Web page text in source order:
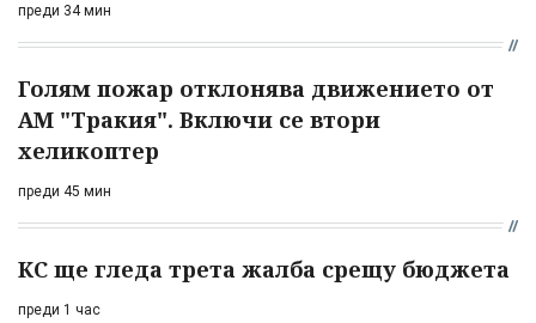
преди 34 мин
Голям пожар отклонява движението от
АМ "Тракия". Включи се втори
хеликоптер
преди 45 мин
КС ще гледа трета жалба срещу бюджета
преди 1 час